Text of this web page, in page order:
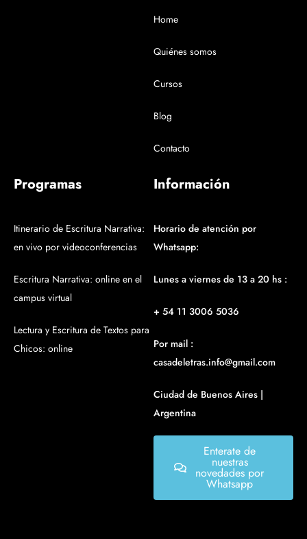
Home
Quiénes somos
Cursos
Blog
Contacto
Programas
Itinerario de Escritura Narrativa:
en vivo por videoconferencias
Escritura Narrativa: online en el
campus virtual
Lectura y Escritura de Textos para
Chicos: online
Información
Horario de atención por
Whatsapp:
Lunes a viernes de 13 a 20 hs :
+ 54 11 3006 5036
Por mail :
casadeletras.info@gmail.com
Ciudad de Buenos Aires |
Argentina
Enterate de
nuestras
novedades por
Whatsapp